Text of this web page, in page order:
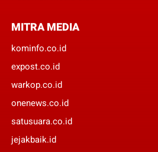
MITRA MEDIA
kominfo.co.id
expost.co.id
warkop.co.id
onenews.co.id
satusuara.co.id
jejakbaik.id